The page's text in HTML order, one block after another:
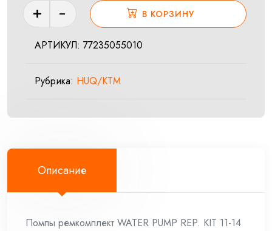
Количество
товара
WATER
REP.
В КОРЗИНУ
АРТИКУЛ: 77235055010
Рубрика: HUQ/KTM
Описание
Помпы ремкомплект WATER PUMP REP. KIT 11-14